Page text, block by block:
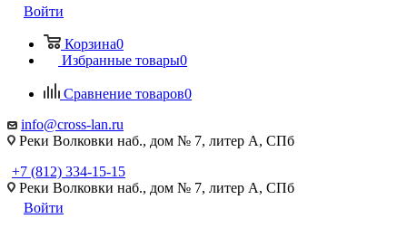
Войти
Корзина0
Избранные товары0
Сравнение товаров0
info@cross-lan.ru
Реки Волковки наб., дом № 7, литер А, СПб
+7 (812) 334-15-15
Реки Волковки наб., дом № 7, литер А, СПб
Войти